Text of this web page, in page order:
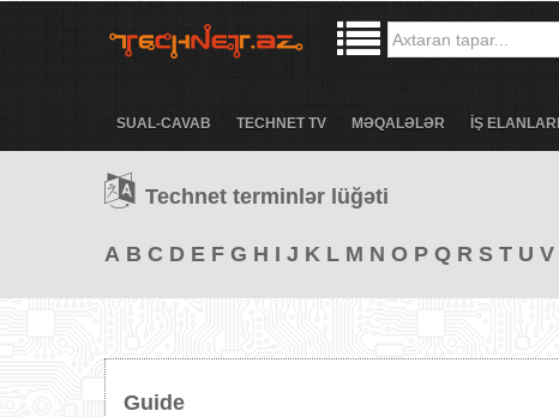
SUAL-CAVAB TECHNET TV MƏQALƏLƏR İŞ ELANLARI
Technet terminlər lüğəti
A B C D E F G H I J K L M N O P Q R S T U V
Guide